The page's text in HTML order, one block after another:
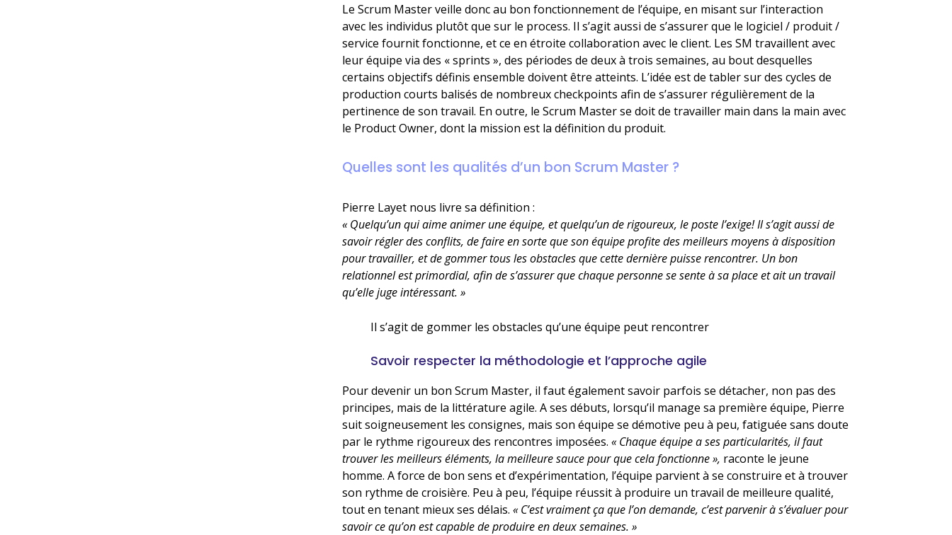
Le Scrum Master veille donc au bon fonctionnement de l’équipe, en misant sur l’interaction
avec les individus plutôt que sur le process. Il s’agit aussi de s’assurer que le logiciel / produit /
service fournit fonctionne, et ce en étroite collaboration avec le client. Les SM travaillent avec
leur équipe via des « sprints », des périodes de deux à trois semaines, au bout desquelles
certains objectifs définis ensemble doivent être atteints. L’idée est de tabler sur des cycles de
production courts balisés de nombreux checkpoints afin de s’assurer régulièrement de la
pertinence de son travail. En outre, le Scrum Master se doit de travailler main dans la main avec
le Product Owner, dont la mission est la définition du produit.
Quelles sont les qualités d’un bon Scrum Master ?
Pierre Layet nous livre sa définition :
« Quelqu’un qui aime animer une équipe, et quelqu’un de rigoureux, le poste l’exige! Il s’agit aussi de
savoir régler des conflits, de faire en sorte que son équipe profite des meilleurs moyens à disposition
pour travailler, et de gommer tous les obstacles que cette dernière puisse rencontrer. Un bon
relationnel est primordial, afin de s’assurer que chaque personne se sente à sa place et ait un travail
qu’elle juge intéressant. »
Il s’agit de gommer les obstacles qu’une équipe peut rencontrer
Savoir respecter la méthodologie et l’approche agile
Pour devenir un bon Scrum Master, il faut également savoir parfois se détacher, non pas des
principes, mais de la littérature agile. A ses débuts, lorsqu’il manage sa première équipe, Pierre
suit soigneusement les consignes, mais son équipe se démotive peu à peu, fatiguée sans doute
par le rythme rigoureux des rencontres imposées.« Chaque équipe a ses particularités, il faut
trouver les meilleurs éléments, la meilleure sauce pour que cela fonctionne », raconte le jeune
homme. A force de bon sens et d’expérimentation, l’équipe parvient à se construire et à trouver
son rythme de croisière. Peu à peu, l’équipe réussit à produire un travail de meilleure qualité,
tout en tenant mieux ses délais.« C’est vraiment ça que l’on demande, c’est parvenir à s’évaluer pour
savoir ce qu’on est capable de produire en deux semaines. »